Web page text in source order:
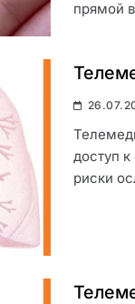
прямой
доступ
риски